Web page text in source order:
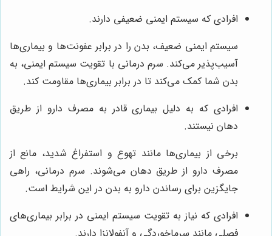
افرادی که سیستم ایمنی ضعیفی دارند.
سیستم ایمنی ضعیف، بدن را در برابر عفونت‌ها و بیماری‌ها
آسیب‌پذیر می‌کند. سرم درمانی با تقویت سیستم ایمنی، به
بدن شما کمک می‌کند تا در برابر بیماری‌ها مقاومت کند.
افرادی که به دلیل بیماری قادر به مصرف دارو از طریق
دهان نیستند.
برخی از بیماری‌ها مانند تهوع و استفراغ شدید، مانع از
مصرف دارو از طریق دهان می‌شوند. سرم درمانی، راهی
جایگزین برای رساندن دارو به بدن در این شرایط است.
افرادی که نیاز به تقویت سیستم ایمنی در برابر بیماری‌های